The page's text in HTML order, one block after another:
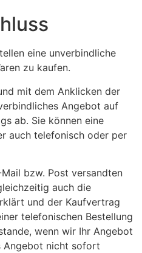
eine unverbindliche
zu kaufen.
mit dem Anklicken der
Angebot auf
ab. Sie können eine
auch telefonisch oder per
bzw. Post versandten
auch die
und der Kaufvertrag
telefonischen Bestellung
wenn wir Ihr Angebot
Angebot nicht sofort